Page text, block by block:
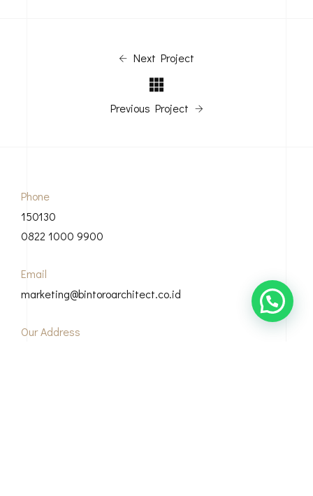
Next Project
Previous Project
Phone
150130
0822 1000 9900
Email
marketing@bintoroarchitect.co.id
Our Address